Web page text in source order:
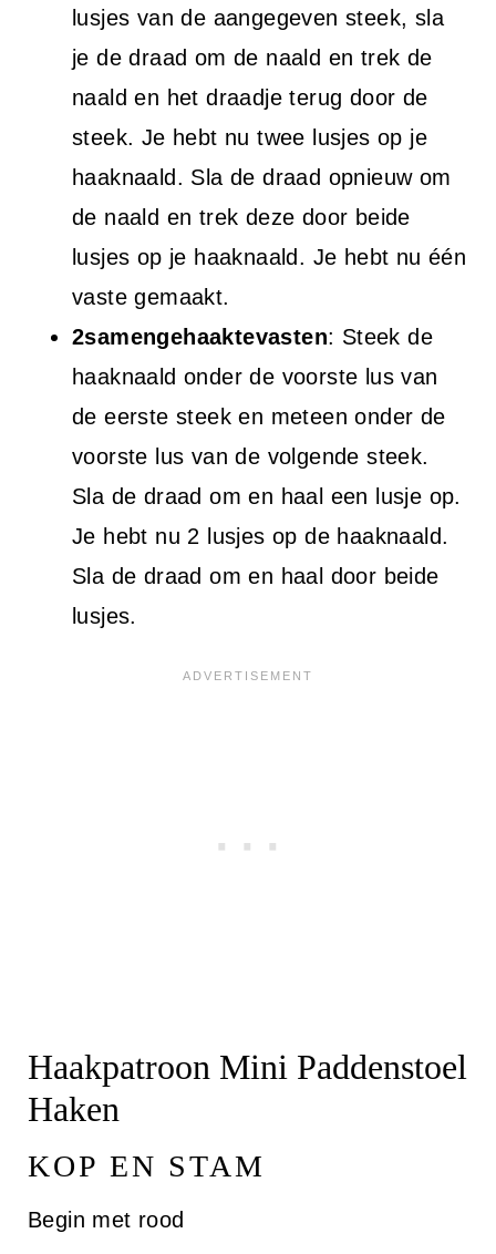
lusjes van de aangegeven steek, sla
je de draad om de naald en trek de
naald en het draadje terug door de
steek. Je hebt nu twee lusjes op je
haaknaald. Sla de draad opnieuw om
de naald en trek deze door beide
lusjes op je haaknaald. Je hebt nu één
vaste gemaakt.
2samengehaaktevasten: Steek de
haaknaald onder de voorste lus van
de eerste steek en meteen onder de
voorste lus van de volgende steek.
Sla de draad om en haal een lusje op.
Je hebt nu 2 lusjes op de haaknaald.
Sla de draad om en haal door beide
lusjes.
Haakpatroon Mini Paddenstoel
Haken
KOP EN STAM
Begin met rood